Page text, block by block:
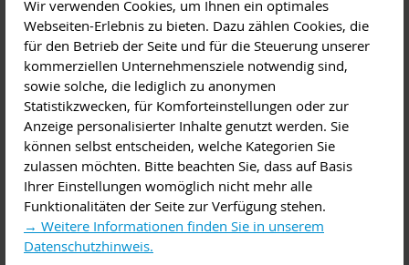
Wir verwenden Cookies, um Ihnen ein optimales
Webseiten-Erlebnis zu bieten. Dazu zählen Cookies, die
für den Betrieb der Seite und für die Steuerung unserer
kommerziellen Unternehmensziele notwendig sind,
sowie solche, die lediglich zu anonymen
Statistikzwecken, für Komforteinstellungen oder zur
Anzeige personalisierter Inhalte genutzt werden. Sie
können selbst entscheiden, welche Kategorien Sie
zulassen möchten. Bitte beachten Sie, dass auf Basis
Ihrer Einstellungen womöglich nicht mehr alle
Funktionalitäten der Seite zur Verfügung stehen.
→ Weitere Informationen finden Sie in unserem
Datenschutzhinweis.
Workshop, Kurs,Familienbildung
Diese Veranstaltung im iCal-Format speichern
Wann ist der richtige Zeitpunkt mit der Beikost für Ihr Baby
zu beginnen? Für die Einführung der Beikost werden
geeignete Lebensmittel vorgestellt. Die Unterschiede
zwischen selbst gekocht und fertig gekauft werden diskutiert.
Sie haben die Möglichkeit, die selbst zubereiteten Breie und
Gläschenkost zu verkosten. Bitte einen Behälter für Reste
mitbringen.